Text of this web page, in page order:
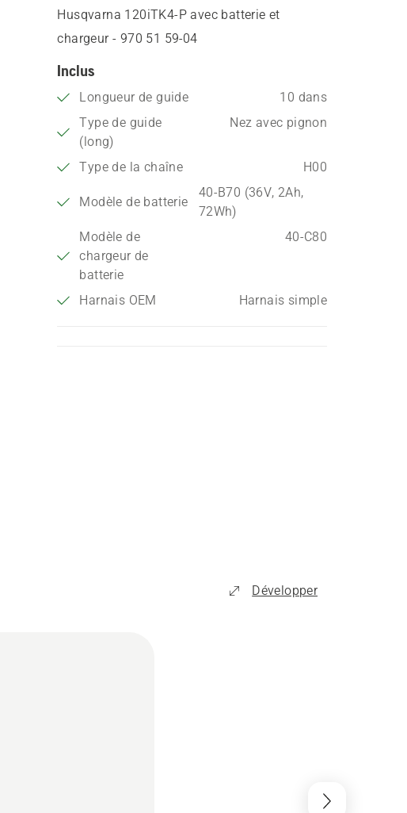
Husqvarna 120iTK4-P avec batterie et
chargeur - 970 51 59‑04
Inclus
Longueur de guide
10 dans
Type de guide
(long)
Nez avec pignon
Type de la chaîne H00
Modèle de batterie
40-B70 (36V, 2Ah,
72Wh)
Modèle de
chargeur de
batterie
40-C80
Harnais OEM Harnais simple
Développer